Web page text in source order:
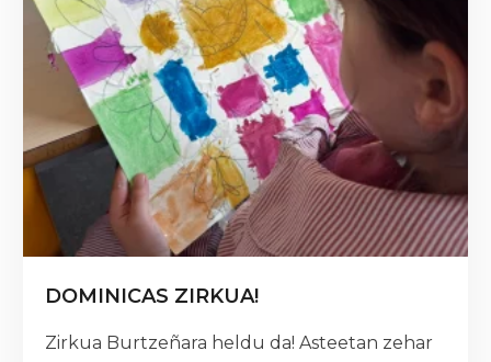
DOMINICAS ZIRKUA!
Zirkua Burtzeñara heldu da! Asteetan zehar